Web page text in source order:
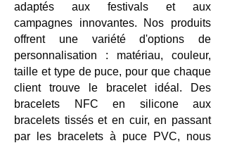
adaptés aux festivals et aux
campagnes innovantes. Nos produits
offrent une variété d'options de
personnalisation : matériau, couleur,
taille et type de puce, pour que chaque
client trouve le bracelet idéal. Des
bracelets NFC en silicone aux
bracelets tissés et en cuir, en passant
par les bracelets à puce PVC, nous